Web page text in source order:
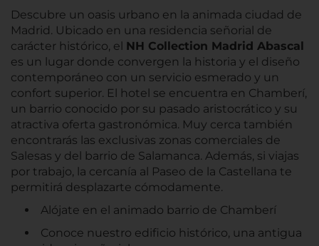
Descubre un oasis urbano en la animada ciudad de
Madrid. Ubicado en una residencia señorial de
carácter histórico, el NH Collection Madrid Abascal
es un lugar donde convergen la historia y el diseño
contemporáneo con un servicio esmerado y un
confort superior. El hotel se encuentra en Chamberí,
un barrio conocido por su pasado aristocrático y su
atractiva oferta gastronómica. Muy cerca también
encontrarás las exclusivas zonas comerciales de
Salesas y del barrio de Salamanca. Además, si viajas
por trabajo, la cercanía al Paseo de la Castellana te
permitirá desplazarte cómodamente.
Alójate en el animado barrio de Chamberí
Conoce nuestro edificio histórico, una antigua